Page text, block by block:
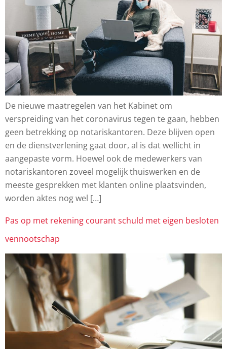
De nieuwe maatregelen van het Kabinet om
verspreiding van het coronavirus tegen te gaan, hebben
geen betrekking op notariskantoren. Deze blijven open
en de dienstverlening gaat door, al is dat wellicht in
aangepaste vorm. Hoewel ook de medewerkers van
notariskantoren zoveel mogelijk thuiswerken en de
meeste gesprekken met klanten online plaatsvinden,
worden aktes nog wel […]
Pas op met rekening courant schuld met eigen besloten
vennootschap